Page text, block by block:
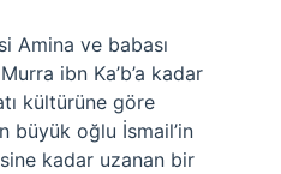
Amina ve babası
ibn Ka’b’a kadar
kültürüne göre
büyük oğlu İsmail’in
kadar uzanan bir